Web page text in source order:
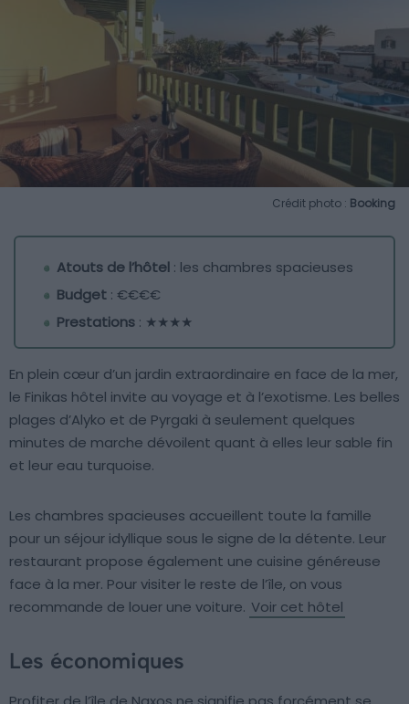
Crédit photo : Booking
Atouts de l’hôtel : les chambres spacieuses
Budget : €€€€
Prestations : ★★★★
En plein cœur d’un jardin extraordinaire en face de la mer,
le Finikas hôtel invite au voyage et à l’exotisme. Les belles
plages d’Alyko et de Pyrgaki à seulement quelques
minutes de marche dévoilent quant à elles leur sable fin
et leur eau turquoise.
Les chambres spacieuses accueillent toute la famille
pour un séjour idyllique sous le signe de la détente. Leur
restaurant propose également une cuisine généreuse
face à la mer. Pour visiter le reste de l’île, on vous
recommande de louer une voiture. Voir cet hôtel
Les économiques